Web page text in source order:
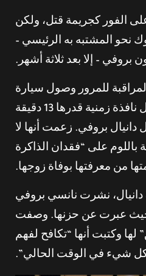
الفور كجريمة قتل، ولكن
نحو المشتبه به الرئيسي –
بروفي – إلا بعد ثلاثة أشهر.
للمرور وصول سيارة
نانسي إلى المعهد خلال نافذة زمنية قدرها 13 دقيقة
بروفي. زعمت أنها لا
باللوم على “فقدان الذاكرة
من معرفتها بوفاة زوجها.
دانيال، نشرت نانسي بروفي
حيث عبرت عن حزنها. وصفت
وكتبت أنها “تكافح لفهم
كل شيء في الوقت الحالي”.